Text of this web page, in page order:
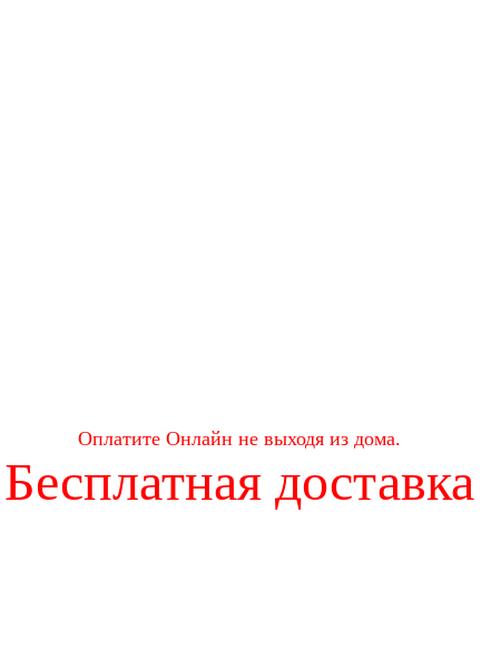
Оплатите Онлайн не выходя из дома.
Бесплатная доставка